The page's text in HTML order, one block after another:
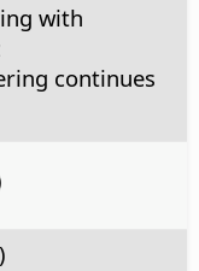
with
continues